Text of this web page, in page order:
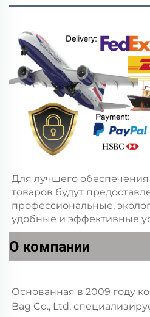
Для лучшего
товаров будут
профессиональные,
удобные и эффективные
О компании
Основанная в 2009 году
Bag Co., Ltd.